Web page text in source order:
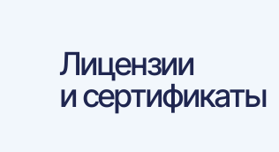
Лицензии
и сертификаты